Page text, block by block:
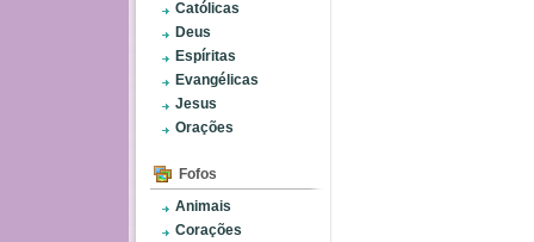
Católicas
Deus
Espíritas
Evangélicas
Jesus
Orações
Fofos
Animais
Corações